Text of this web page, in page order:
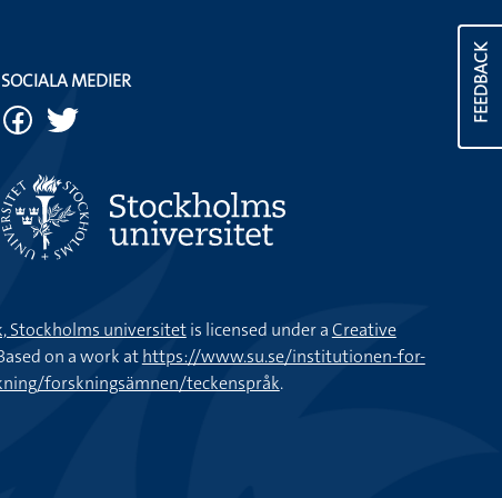
FEEDBACK
SOCIALA MEDIER
Stockholms universitetis licensed under aCreative
on a work athttps://www.su.se/institutionen-for-
forskningsämnen/teckenspråk.